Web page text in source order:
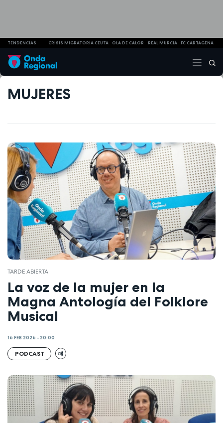
TENDENCIAS CRISIS MIGRATORIA CEUTA OLA DE CALOR REAL MURCIA FC CARTAGENA
MUJERES
TARDE ABIERTA
La voz de la mujer en la
Magna Antología del Folklore
Musical
16 FEB 2026 - 20:00
PODCAST